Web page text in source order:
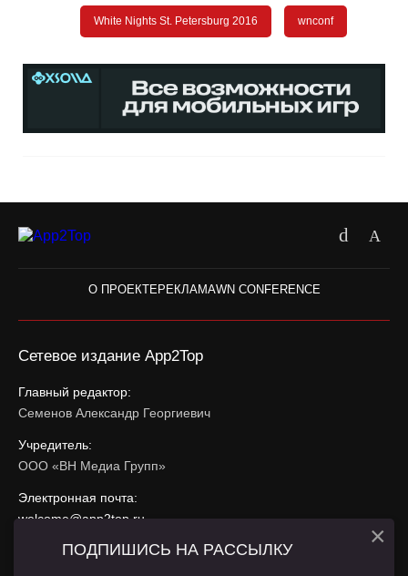
White Nights St. Petersburg 2016 wnconf
О ПРОЕКТЕРЕКЛАМАWN CONFERENCE
Сетевое издание App2Top
Главный редактор:
Семенов Александр Георгиевич
Учредитель:
ООО «ВН Медиа Групп»
Электронная почта:
welcome@app2top.ru
При использовании материалов активная ссылка на
ПОДПИШИСЬ НА РАССЫЛКУ ×